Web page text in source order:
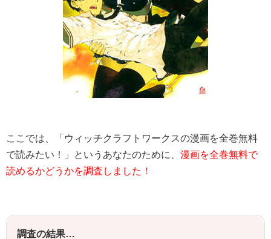
ここでは、「ウィッチクラフトワークスの漫画を全巻無料
で読みたい！」というあなたのために、 漫画を全巻無料で
読めるかどうかを調査しました！
調査の結果…